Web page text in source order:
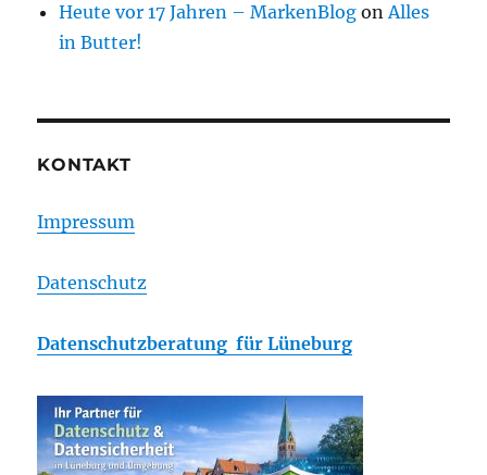
Heute vor 17 Jahren – MarkenBlog onAlles
in Butter!
KONTAKT
Impressum
Datenschutz
Datenschutzberatung für Lüneburg